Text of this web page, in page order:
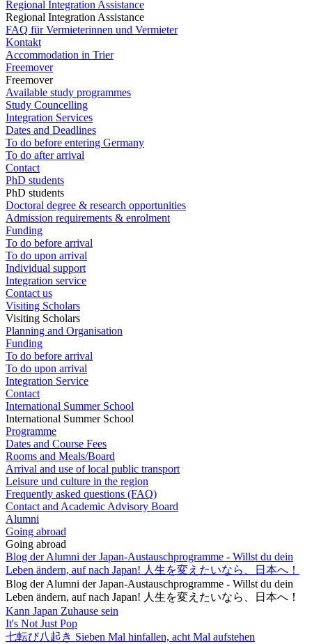
Regional Integration Assistance
Regional Integration Assistance
FAQ für Vermieterinnen und Vermieter
Kontakt
Accommodation in Trier
Freemover
Freemover
Available study programmes
Study Councelling
Integration Services
Dates and Deadlines
To do before entering Germany
To do after arrival
Contact
PhD students
PhD students
Doctoral degree & research opportunities
Admission requirements & enrolment
Funding
To do before arrival
To do upon arrival
Individual support
Integration service
Contact us
Visiting Scholars
Visiting Scholars
Planning and Organisation
Funding
To do before arrival
To do upon arrival
Integration Service
Contact
International Summer School
International Summer School
Programme
Dates and Course Fees
Rooms and Meals/Board
Arrival and use of local public transport
Leisure und culture in the region
Frequently asked questions (FAQ)
Contact and Academic Advisory Board
Alumni
Going abroad
Going abroad
Blog der Alumni der Japan-Austauschprogramme - Willst du dein
Leben ändern, auf nach Japan! 人生を変えたいなら、日本へ！
Blog der Alumni der Japan-Austauschprogramme - Willst du dein
Leben ändern, auf nach Japan! 人生を変えたいなら、日本へ！
Kann Japan Zuhause sein
It's Not Just Pop
七転び八起き Sieben Mal hinfallen, acht Mal aufstehen